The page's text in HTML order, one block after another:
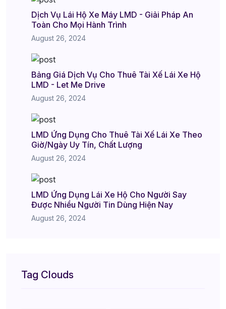
Dịch Vụ Lái Hộ Xe Máy LMD - Giải Pháp An
Toàn Cho Mọi Hành Trình
August 26, 2024
Bảng Giá Dịch Vụ Cho Thuê Tài Xế Lái Xe Hộ
LMD - Let Me Drive
August 26, 2024
LMD Ứng Dụng Cho Thuê Tài Xế Lái Xe Theo
Giờ/Ngày Uy Tín, Chất Lượng
August 26, 2024
LMD Ứng Dụng Lái Xe Hộ Cho Người Say
Được Nhiều Người Tin Dùng Hiện Nay
August 26, 2024
Tag Clouds